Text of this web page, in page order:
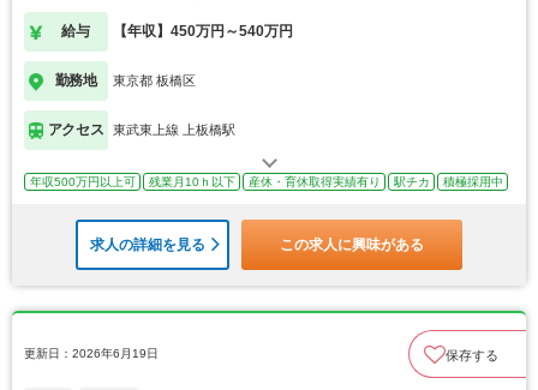
給与 【年収】450万円～540万円
勤務地 東京都 板橋区
アクセス 東武東上線 上板橋駅
年収500万円以上可 残業月10ｈ以下 産休・育休取得実績有り 駅チカ 積極採用中
求人の詳細を見る この求人に興味がある
更新日：2026年6月19日 保存する